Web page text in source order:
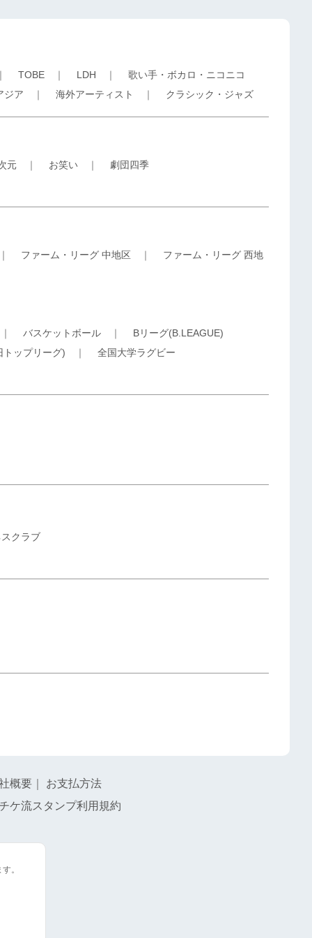
TOBE ｜ LDH ｜ 歌い手・ボカロ・ニコニコ
ジア ｜ 海外アーティスト ｜ クラシック・ジャズ
元 ｜ お笑い ｜ 劇団四季
ファーム・リーグ 中地区 ｜ ファーム・リーグ 西地
バスケットボール ｜ Bリーグ(B.LEAGUE)
トップリーグ) ｜ 全国大学ラグビー
クラブ
概要
お支払方法
ケ流スタンプ利用規約
。